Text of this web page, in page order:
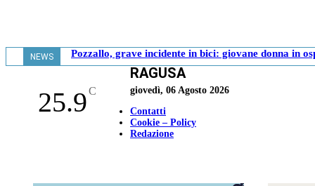
NEWS Pozzallo, grave incidente in bici: giovane donna in
25.9C
RAGUSA
giovedì, 06 Agosto 2026
Contatti
Cookie – Policy
Redazione